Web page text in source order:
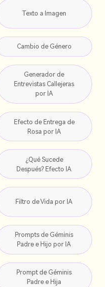
Texto a Imagen
Cambio de Género
Generador de
Entrevistas Callejeras
por IA
Efecto de Entrega de
Rosa por IA
¿Qué Sucede
Después? Efecto IA
Filtro de Vida por IA
Prompts de Géminis
Padre e Hijo por IA
Prompt de Géminis
Padre e Hija